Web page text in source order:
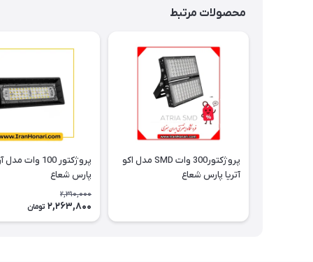
محصولات مرتبط
پروژکتور300 وات SMD مدل اکو
آتریا پارس شعاع
پروژکتور 100
پارس شعاع
2,310,000
2,263,800 تومان